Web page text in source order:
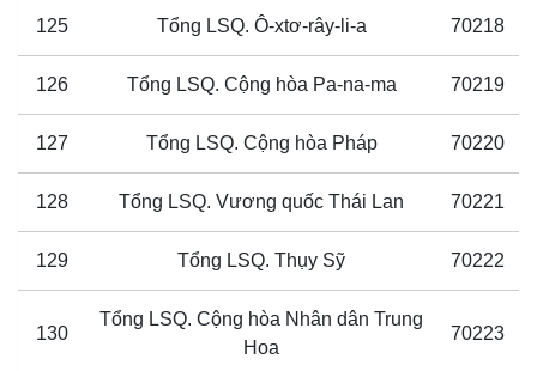
125 Tổng LSQ. Ô-xtơ-rây-li-a 70218
126 Tổng LSQ. Cộng hòa Pa-na-ma 70219
127 Tổng LSQ. Cộng hòa Pháp 70220
128 Tổng LSQ. Vương quốc Thái Lan 70221
129 Tổng LSQ. Thụy Sỹ 70222
130
Tổng LSQ. Cộng hòa Nhân dân Trung
Hoa
70223